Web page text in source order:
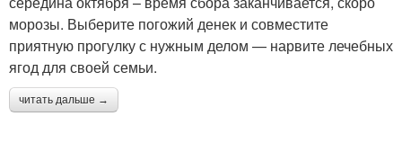
морозы. Выберите погожий денек и совместите
приятную прогулку с нужным делом — нарвите лечебных
ягод для своей семьи.
читать дальше →